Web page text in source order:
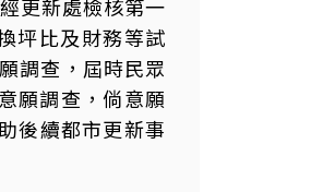
更新處檢核第一
坪比及財務等試
調查，屆時民眾
願調查，倘意願
後續都市更新事